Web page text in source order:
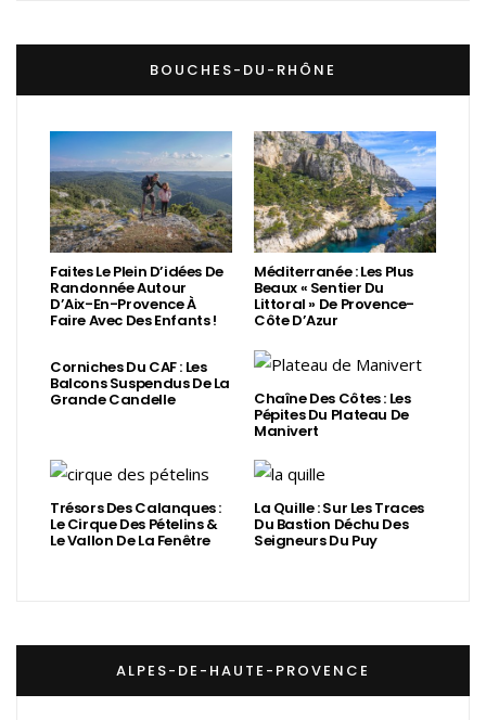
BOUCHES-DU-RHÔNE
Faites Le Plein D’idées De
Randonnée Autour
D’Aix-En-Provence À
Faire Avec Des Enfants !
Méditerranée : Les Plus
Beaux « Sentier Du
Littoral » De Provence-
Côte D’Azur
Corniches Du CAF : Les
Balcons Suspendus De La
Grande Candelle Chaîne Des Côtes : Les
Pépites Du Plateau De
Manivert
Trésors Des Calanques :
Le Cirque Des Pételins &
Le Vallon De La Fenêtre
La Quille : Sur Les Traces
Du Bastion Déchu Des
Seigneurs Du Puy
ALPES-DE-HAUTE-PROVENCE